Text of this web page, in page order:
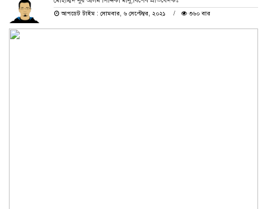
আপডেট টাইম : সোমবার, ৬ সেপ্টেম্বর, ২০২১
৩৬০ বার